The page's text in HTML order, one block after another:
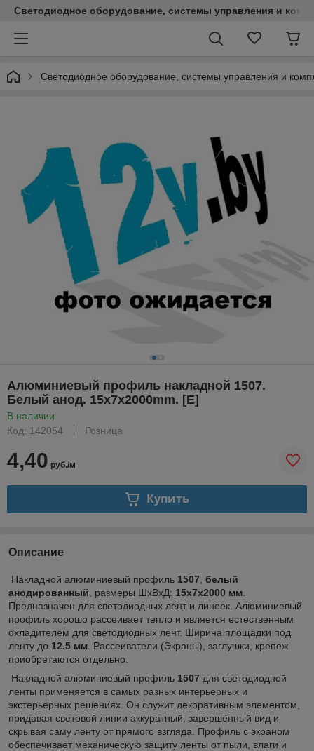
Светодиодное оборудование, системы управления и
Светодиодное оборудование, системы управления и
Алюминиевый профиль накладной 1507.
Белый анод. 15х7х2000mm. [E]
В наличии
Код: 142054
Розница
4,40 руб./м
Купить
Описание
Накладной алюминиевый профиль 1507 белый
анодированный
размеры ШхВхД: 15х7х2000 мм
Предназначен для светодиодных лент и линеек. Алюминиевый
профиль хорошо рассеивает тепло и является естественным
охладителем для светодиодных лент. Ширина площадки под
ленту до 12.5 мм . Рассеиватели (Экраны), заглушки, крепеж
приобретаются отдельно.
Накладной алюминиевый профиль 1507 для светодиодной
ленты применяется в самых разных интерьерных и
экстерьерных решениях. Он служит декоративным элементом,
придавая световой линии аккуратный, завершённый вид и
скрывая саму ленту от прямого взгляда. Профиль с экраном
обеспечивает механическую защиту ленты от пыли, влаги и